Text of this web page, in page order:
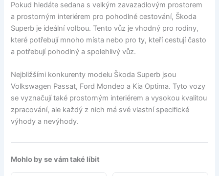
Pokud hledáte sedana s velkým zavazadlovým prostorem
a prostorným interiérem pro pohodlné cestování, Škoda
Superb je ideální volbou. Tento vůz je vhodný pro rodiny,
které potřebují mnoho místa nebo pro ty, kteří cestují často
a potřebují pohodlný a spolehlivý vůz.
Nejbližšími konkurenty modelu Škoda Superb jsou
Volkswagen Passat, Ford Mondeo a Kia Optima. Tyto vozy
se vyznačují také prostorným interiérem a vysokou kvalitou
zpracování, ale každý z nich má své vlastní specifické
výhody a nevýhody.
Mohlo by se vám také líbit